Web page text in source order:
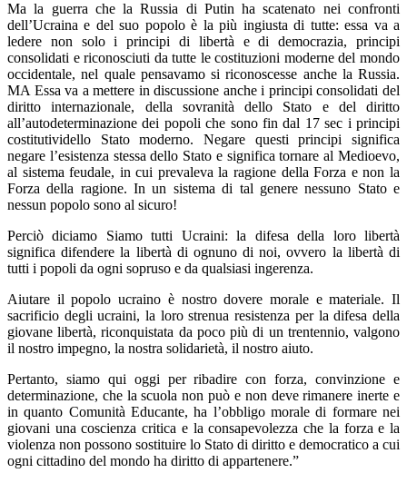
Ma la guerra che la Russia di Putin ha scatenato nei confronti
dell’Ucraina e del suo popolo è la più ingiusta di tutte: essa va a
ledere non solo i principi di libertà e di democrazia, principi
consolidati e riconosciuti da tutte le costituzioni moderne del mondo
occidentale, nel quale pensavamo si riconoscesse anche la Russia.
MA Essa va a mettere in discussione anche i principi consolidati del
diritto internazionale, della sovranità dello Stato e del diritto
all’autodeterminazione dei popoli che sono fin dal 17 sec i principi
costitutividello Stato moderno. Negare questi principi significa
negare l’esistenza stessa dello Stato e significa tornare al Medioevo,
al sistema feudale, in cui prevaleva la ragione della Forza e non la
Forza della ragione. In un sistema di tal genere nessuno Stato e
nessun popolo sono al sicuro!
Perciò diciamo Siamo tutti Ucraini: la difesa della loro libertà
significa difendere la libertà di ognuno di noi, ovvero la libertà di
tutti i popoli da ogni sopruso e da qualsiasi ingerenza.
Aiutare il popolo ucraino è nostro dovere morale e materiale. Il
sacrificio degli ucraini, la loro strenua resistenza per la difesa della
giovane libertà, riconquistata da poco più di un trentennio, valgono
il nostro impegno, la nostra solidarietà, il nostro aiuto.
Pertanto, siamo qui oggi per ribadire con forza, convinzione e
determinazione, che la scuola non può e non deve rimanere inerte e
in quanto Comunità Educante, ha l’obbligo morale di formare nei
giovani una coscienza critica e la consapevolezza che la forza e la
violenza non possono sostituire lo Stato di diritto e democratico a cui
ogni cittadino del mondo ha diritto di appartenere.”